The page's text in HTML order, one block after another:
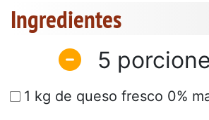
Ingredientes
5
1 kg de queso fresco 0%